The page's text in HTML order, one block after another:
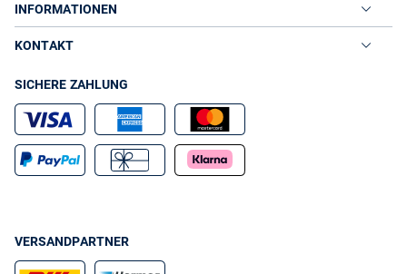
INFORMATIONEN
KONTAKT
SICHERE ZAHLUNG
VERSANDPARTNER